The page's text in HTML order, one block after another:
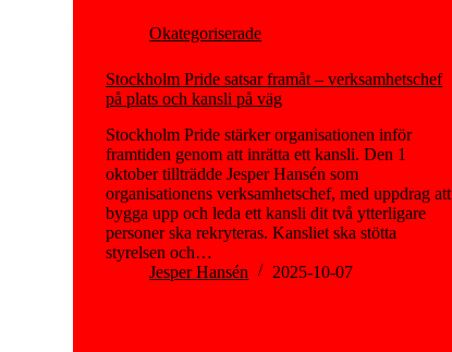
Okategoriserade
Stockholm Pride satsar framåt – verksamhetschef
på plats och kansli på väg
Stockholm Pride stärker organisationen inför
framtiden genom att inrätta ett kansli. Den 1
oktober tillträdde Jesper Hansén som
organisationens verksamhetschef, med uppdrag att
bygga upp och leda ett kansli dit två ytterligare
personer ska rekryteras. Kansliet ska stötta
styrelsen och…
Jesper Hansén
2025-10-07